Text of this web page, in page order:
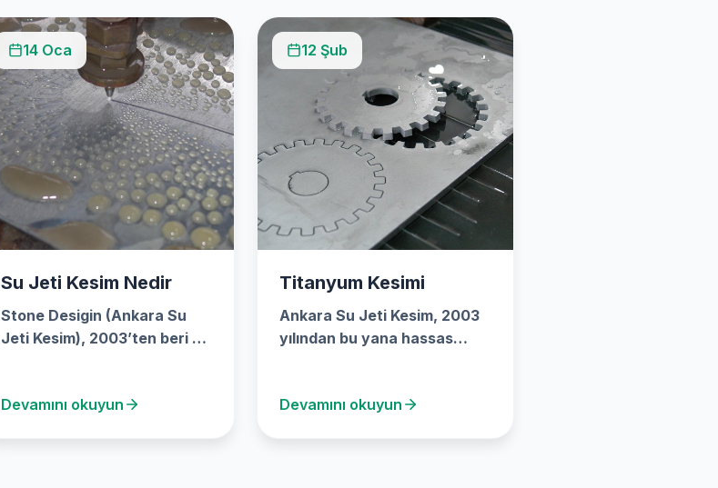
14 Oca
Su Jeti Kesim Nedir
Stone Desigin (Ankara Su
Jeti Kesim), 2003’ten beri su
Devamını okuyun
12 Şub
Titanyum Kesimi
Ankara Su Jeti Kesim, 2003
yılından bu yana hassas
Mermerden…
Devamını okuyun